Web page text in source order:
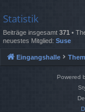
Statistik
Beiträge insgesamt 371 •
neuestes Mitglied: Suse
Eingangshalle
Powered